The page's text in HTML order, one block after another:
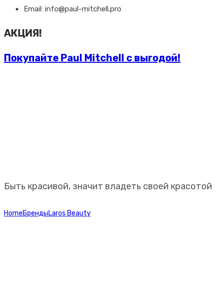
Email: info@paul-mitchell.pro
АКЦИЯ!
Покупайте Paul Mitchell с выгодой!
Быть красивой, значит владеть своей красотой
HomeБрендыLaros Beauty